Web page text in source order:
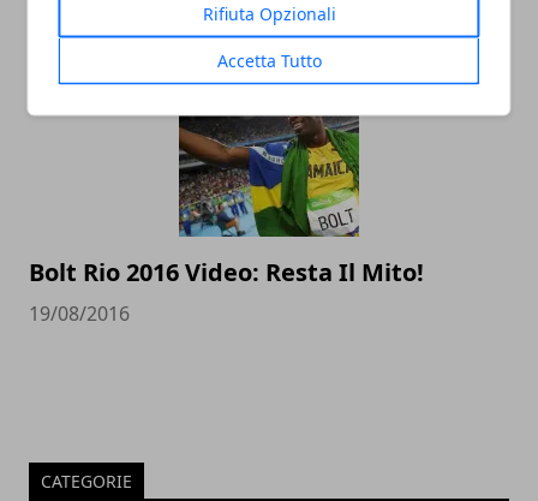
Rifiuta Opzionali
Accetta Tutto
Bolt Rio 2016 Video: Resta Il Mito!
19/08/2016
CATEGORIE